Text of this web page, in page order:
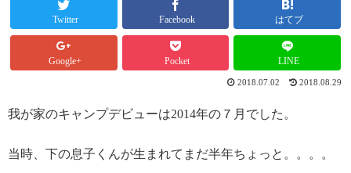
Twitter Facebook はてブ
Google+ Pocket LINE
2018.07.02 2018.08.29
我が家のキャンプデビューは2014年の７月でした。
当時、下の息子くんが生まれてまだ半年ちょっと。。。。